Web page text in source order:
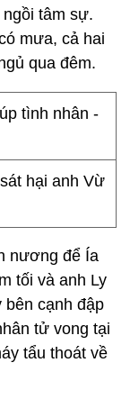
tâm sự.
mưa, cả hai
qua đêm.
hại anh Vừ
nương để Ía
tối và anh Ly
bên cạnh đập
tử vong tại
tẩu thoát về